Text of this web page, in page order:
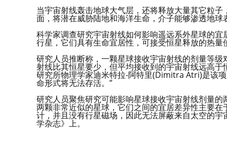
当宇宙射线轰击地球大气层，还将释放大量其它粒
面，将潜在威胁陆地和海洋生命，介子能够渗透地球
科学家调查研究宇宙射线如何影响遥远系外星球的
行星，它们具有生命宜居性，可接受恒星释放的热量
研究人员推断称，一颗星球接收宇宙射线的剂量等
射线比其恒星要少，但平均接收到的宇宙射线远高
研究所物理学家迪米特拉-阿特里(Dimitra Atri)是该
命形式将无法存活。”
研究人员聚焦研究可能影响星球接收宇宙射线剂量
两颗非常近似的星球，它们之间的宜居差异性主要
计，并且没有行星磁场，因此无法屏蔽来自太空的
学杂志》上。